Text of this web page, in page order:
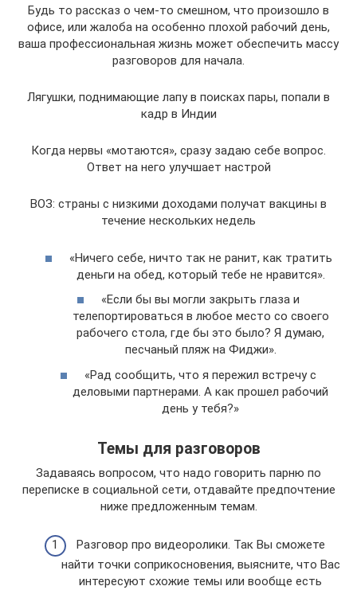
Будь то рассказ о чем-то смешном, что произошло в
офисе, или жалоба на особенно плохой рабочий день,
ваша профессиональная жизнь может обеспечить массу
разговоров для начала.
Лягушки, поднимающие лапу в поисках пары, попали в
кадр в Индии
Когда нервы «мотаются», сразу задаю себе вопрос.
Ответ на него улучшает настрой
ВОЗ: страны с низкими доходами получат вакцины в
течение нескольких недель
«Ничего себе, ничто так не ранит, как тратить
деньги на обед, который тебе не нравится».
«Если бы вы могли закрыть глаза и
телепортироваться в любое место со своего
рабочего стола, где бы это было? Я думаю,
песчаный пляж на Фиджи».
«Рад сообщить, что я пережил встречу с
деловыми партнерами. А как прошел рабочий
день у тебя?»
Темы для разговоров
Задаваясь вопросом, что надо говорить парню по
переписке в социальной сети, отдавайте предпочтение
ниже предложенным темам.
Разговор про видеоролики. Так Вы сможете
найти точки соприкосновения, выясните, что Вас
интересуют схожие темы или вообще есть